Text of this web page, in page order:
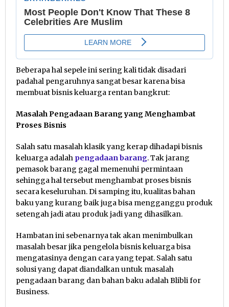
Beberapa hal sepele ini sering kali tidak disadari
padahal pengaruhnya sangat besar karena bisa
membuat bisnis keluarga rentan bangkrut:
Masalah Pengadaan Barang yang Menghambat
Proses Bisnis
Salah satu masalah klasik yang kerap dihadapi bisnis
keluarga adalah pengadaan barang. Tak jarang
pemasok barang gagal memenuhi permintaan
sehingga hal tersebut menghambat proses bisnis
secara keseluruhan. Di samping itu, kualitas bahan
baku yang kurang baik juga bisa mengganggu produk
setengah jadi atau produk jadi yang dihasilkan.
Hambatan ini sebenarnya tak akan menimbulkan
masalah besar jika pengelola bisnis keluarga bisa
mengatasinya dengan cara yang tepat. Salah satu
solusi yang dapat diandalkan untuk masalah
pengadaan barang dan bahan baku adalah Blibli for
Business.